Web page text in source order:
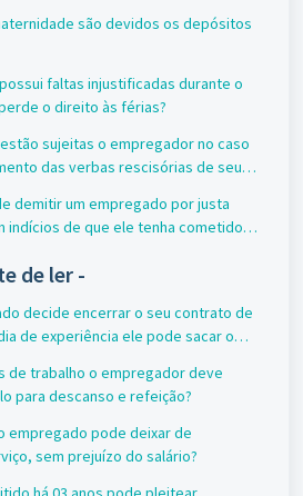
são devidos os depósitos
faltas injustificadas durante o
o direito às férias?
sujeitas o empregador no caso
das verbas rescisórias de seu
demitir um empregado por justa
indícios de que ele tenha cometido
de ler -
decide encerrar o seu contrato de
de experiência ele pode sacar o
de trabalho o empregador deve
para descanso e refeição?
empregado pode deixar de
sem prejuízo do salário?